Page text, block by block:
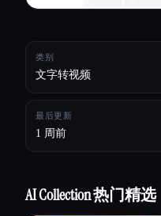
类别
文字转视频
最后更新
1 周前
AI Collection 热门精选